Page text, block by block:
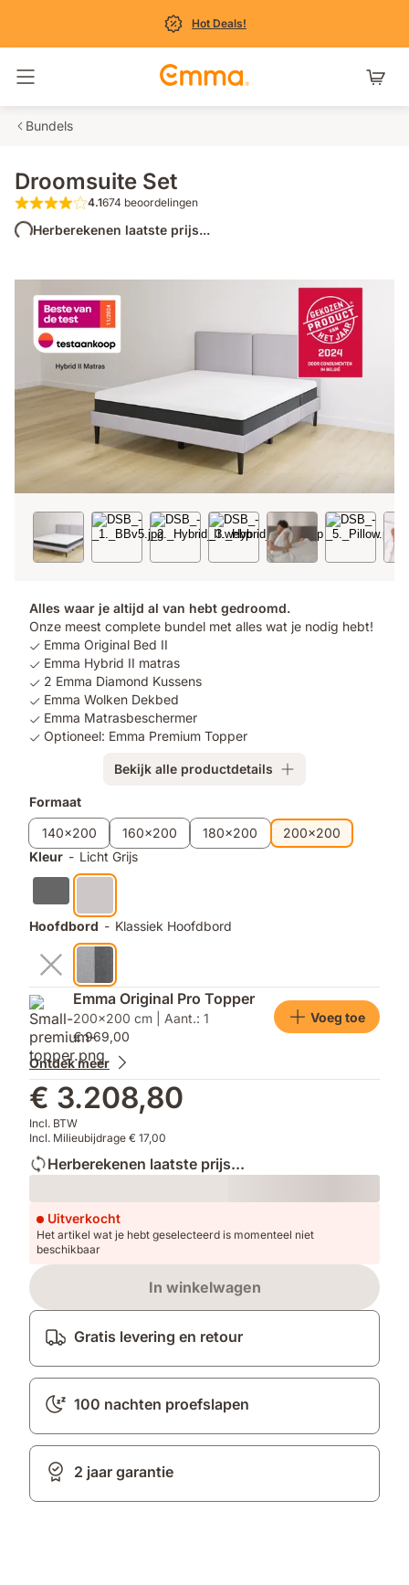
Hot Deals!
Navigatie in- en uitschakelen
Bundels
Droomsuite Set
4.1 van de 5 sterren 674 beoordelingen
4.1674 beoordelingen
Herberekenen laatste prijs...
Alles waar je altijd al van hebt gedroomd.
Onze meest complete bundel met alles wat je nodig hebt!
Emma Original Bed II
Emma Hybrid II matras
2 Emma Diamond Kussens
Emma Wolken Dekbed
Emma Matrasbeschermer
Optioneel: Emma Premium Topper
Bekijk alle productdetails
Extra
producten
Formaat
140x200
160x200 180x200
200x200
Kleur - Licht Grijs
Hoofdbord - Klassiek Hoofdbord
Emma Original Pro Topper
200x200 cm | Aant.: 1
€ 969,00
Voeg toe
Ontdek meer
€ 3.208,80
Incl. BTW
Incl. Milieubijdrage € 17,00
Herberekenen laatste prijs...
Loading
Uitverkocht
Het artikel wat je hebt geselecteerd is momenteel niet
beschikbaar
In winkelwagen
Gratis levering en retour
100 nachten proefslapen
2 jaar garantie